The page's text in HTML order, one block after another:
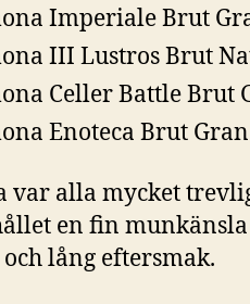
Imperiale Brut
III Lustros Brut
Celler Battle Brut
Enoteca Brut
var alla mycket
en fin
och lång eftersmak.